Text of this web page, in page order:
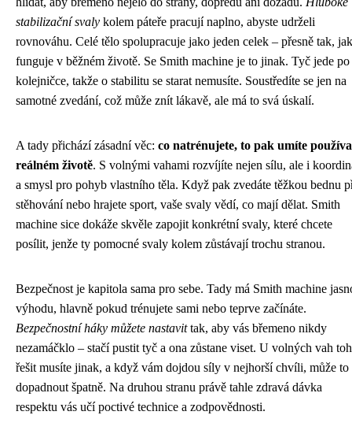
stabilizační svaly kolem páteře pracují naplno, abyste udrželi
rovnováhu. Celé tělo spolupracuje jako jeden celek – přesně tak,
funguje v běžném životě. Se Smith machine je to jinak. Tyč jede po
kolejničce, takže o stabilitu se starat nemusíte. Soustředíte se jen na
samotné zvedání, což může znít lákavě, ale má to svá úskalí.
A tady přichází zásadní věc: co natrénujete, to pak umíte
reálném životě. S volnými vahami rozvíjíte nejen sílu, ale i
a smysl pro pohyb vlastního těla. Když pak zvedáte těžkou bednu
stěhování nebo hrajete sport, vaše svaly vědí, co mají dělat. Smith
machine sice dokáže skvěle zapojit konkrétní svaly, které chcete
posílit, jenže ty pomocné svaly kolem zůstávají trochu stranou.
Bezpečnost je kapitola sama pro sebe. Tady má Smith machine
výhodu, hlavně pokud trénujete sami nebo teprve začínáte.
Bezpečnostní háky můžete nastavittak, aby vás břemeno nikdy
nezamáčklo – stačí pustit tyč a ona zůstane viset. U volných vah
řešit musíte jinak, a když vám dojdou síly v nejhorší chvíli, může to
dopadnout špatně. Na druhou stranu právě tahle zdravá dávka
respektu vás učí poctivé technice a zodpovědnosti.